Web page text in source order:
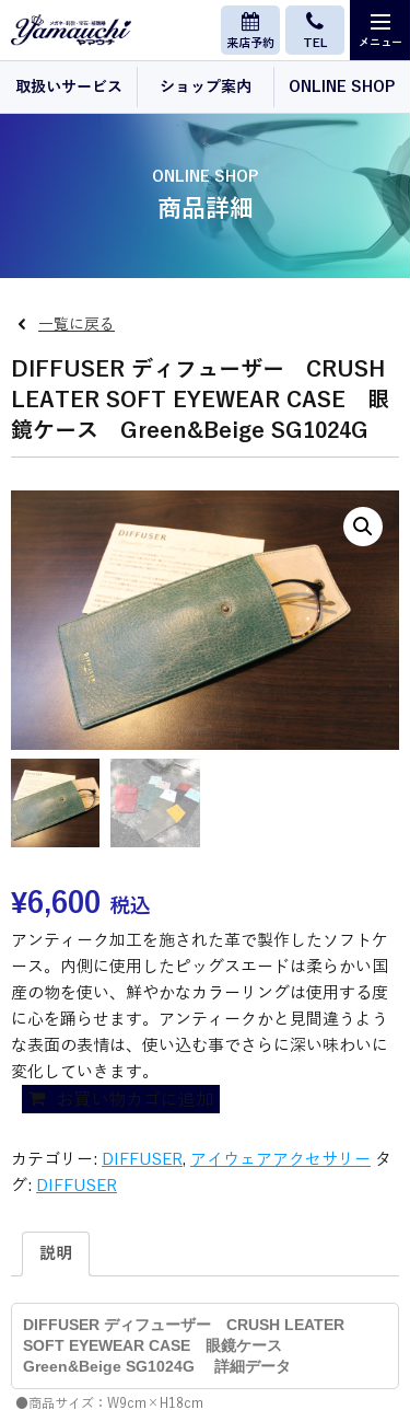
来店予約 TEL
取扱いサービス ショップ案内 ONLINE SHOP
ONLINE SHOP
商品詳細
一覧に戻る
DIFFUSER ディフューザー CRUSH
LEATER SOFT EYEWEAR CASE 眼
鏡ケース Green&Beige SG1024G
¥6,600 税込
アンティーク加工を施された革で製作したソフトケ
ース。内側に使用したピッグスエードは柔らかい国
産の物を使い、鮮やかなカラーリングは使用する度
に心を踊らせます。アンティークかと見間違うよう
な表面の表情は、使い込む事でさらに深い味わいに
変化していきます。
DIFFUSER
ィ
フ
ー
ー
CRUSH
LEATER
SOFT
EYEWEAR
お買い物カゴに追加
カテゴリー: DIFFUSER, アイウェアアクセサリー タ
グ: DIFFUSER
説明
DIFFUSER ディフューザー CRUSH LEATER
SOFT EYEWEAR CASE 眼鏡ケース
Green&Beige SG1024G 詳細データ
●商品サイズ：W9cm×H18cm